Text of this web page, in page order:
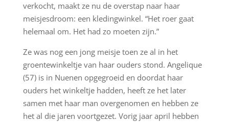
verkocht, maakt ze nu de overstap naar haar
meisjesdroom: een kledingwinkel. “Het roer gaat
helemaal om. Het had zo moeten zijn.”
Ze was nog een jong meisje toen ze al in het
groentewinkeltje van haar ouders stond. Angelique
(57) is in Nuenen opgegroeid en doordat haar
ouders het winkeltje hadden, heeft ze het later
samen met haar man overgenomen en hebben ze
het al die jaren voortgezet. Vorig jaar april hebben